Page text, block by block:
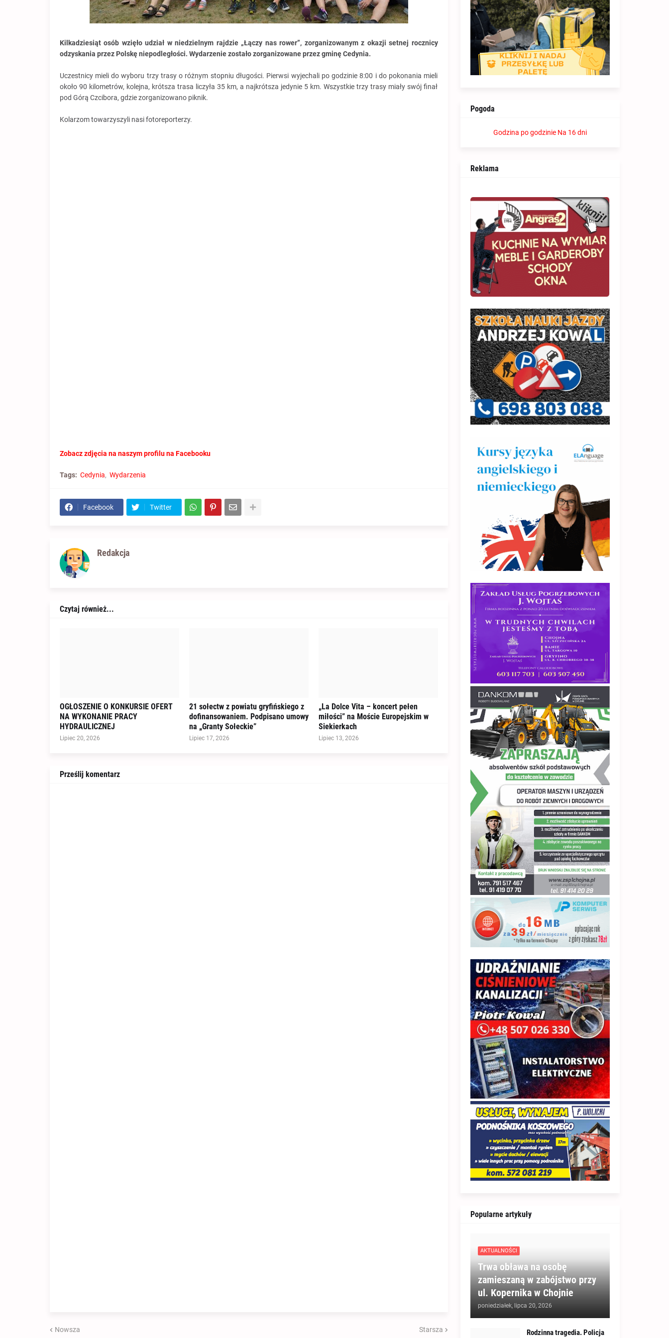
Kilkadziesiąt osób wzięło udział w niedzielnym rajdzie „Łączy nas rower”, zorganizowanym z okazji setnej rocznicy
odzyskania przez Polskę niepodległości. Wydarzenie zostało zorganizowane przez gminę Cedynia.
Uczestnicy mieli do wyboru trzy trasy o różnym stopniu długości. Pierwsi wyjechali po godzinie 8:00 i do pokonania mieli
około 90 kilometrów, kolejna, krótsza trasa liczyła 35 km, a najkrótsza jedynie 5 km. Wszystkie trzy trasy miały swój finał
pod Górą Czcibora, gdzie zorganizowano piknik.
Kolarzom towarzyszyli nasi fotoreporterzy.
Zobacz zdjęcia na naszym profilu na Facebooku
Tags: Cedynia Wydarzenia
Facebook Twitter
Redakcja
Czytaj również...
OGŁOSZENIE O KONKURSIE OFERT
NA WYKONANIE PRACY
HYDRAULICZNEJ
Lipiec 20, 2026
21 sołectw z powiatu gryfińskiego z
dofinansowaniem. Podpisano umowy
na „Granty Sołeckie”
Lipiec 17, 2026
„La Dolce Vita – koncert pełen
miłości” na Moście Europejskim w
Siekierkach
Lipiec 13, 2026
Prześlij komentarz
Nowsza Starsza
Pogoda
Godzina po godzinie Na 16 dni
Reklama
Popularne artykuły
AKTUALNOŚCI
Trwa obława na osobę
zamieszaną w zabójstwo przy
ul. Kopernika w Chojnie
poniedziałek, lipca 20, 2026
Rodzinna tragedia. Policja